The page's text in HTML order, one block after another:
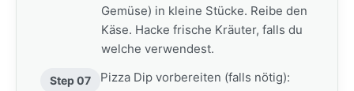
Gemüse) in kleine Stücke. Reibe den
Käse. Hacke frische Kräuter, falls du
welche verwendest.
Step 07
Pizza Dip vorbereiten (falls nötig):